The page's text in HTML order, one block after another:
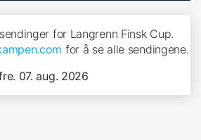
for Langrenn Finsk Cup.
for å se alle sendingene.
07. aug. 2026